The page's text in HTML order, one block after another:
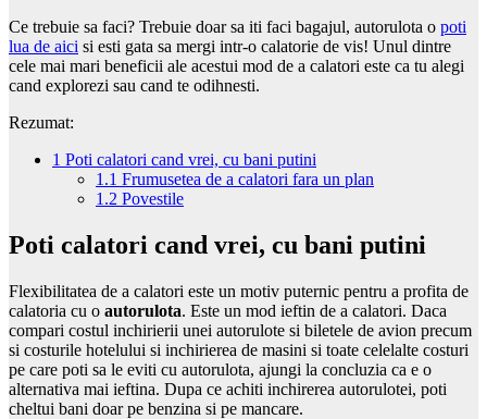
Ce trebuie sa faci? Trebuie doar sa iti faci bagajul, autorulota o poti
lua de aici si esti gata sa mergi intr-o calatorie de vis! Unul dintre
cele mai mari beneficii ale acestui mod de a calatori este ca tu alegi
cand explorezi sau cand te odihnesti.
Rezumat:
1 Poti calatori cand vrei, cu bani putini
1.1 Frumusetea de a calatori fara un plan
1.2 Povestile
Poti calatori cand vrei, cu bani putini
Flexibilitatea de a calatori este un motiv puternic pentru a profita de
calatoria cu o autorulota. Este un mod ieftin de a calatori. Daca
compari costul inchirierii unei autorulote si biletele de avion precum
si costurile hotelului si inchirierea de masini si toate celelalte costuri
pe care poti sa le eviti cu autorulota, ajungi la concluzia ca e o
alternativa mai ieftina. Dupa ce achiti inchirerea autorulotei, poti
cheltui bani doar pe benzina si pe mancare.